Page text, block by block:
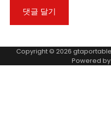
Copyright © 2026 gtaportable
Powered by